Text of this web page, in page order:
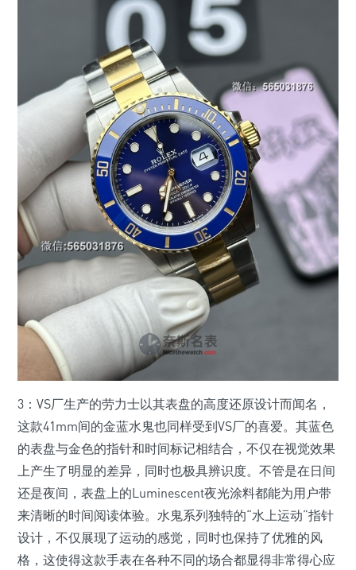
3：VS厂生产的劳力士以其表盘的高度还原设计而闻名，
这款41mm间的金蓝水鬼也同样受到VS厂的喜爱。其蓝色
的表盘与金色的指针和时间标记相结合，不仅在视觉效果
上产生了明显的差异，同时也极具辨识度。不管是在日间
还是夜间，表盘上的Luminescent夜光涂料都能为用户带
来清晰的时间阅读体验。水鬼系列独特的“水上运动”指针
设计，不仅展现了运动的感觉，同时也保持了优雅的风
格，这使得这款手表在各种不同的场合都显得非常得心应